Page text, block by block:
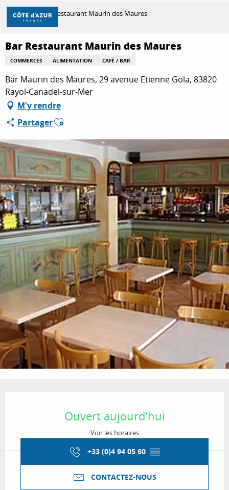
Aller
contenu
principal
DÉCOUVRIR
À FAIRE
SÉJOURNER
Accueil Bar Restaurant Maurin des Maures
Bar Restaurant Maurin des Maures
COMMERCES ALIMENTATION CAFÉ / BAR
Bar Maurin des Maures, 29 avenue Etienne Gola, 83820
Rayol-Canadel-sur-Mer
M'y rendre
PartagerAjouter aux favoris
Ouvert aujourd'hui
Voir les horaires
+33 (0)4 94 05 60 ▒▒
CONTACTEZ-NOUS